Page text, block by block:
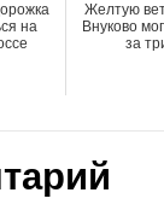
на
Желтую
Внуково
за